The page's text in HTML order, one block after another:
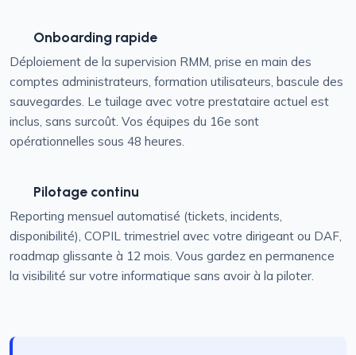
Onboarding rapide
Déploiement de la supervision RMM, prise en main des
comptes administrateurs, formation utilisateurs, bascule des
sauvegardes. Le tuilage avec votre prestataire actuel est
inclus, sans surcoût. Vos équipes du 16e sont
opérationnelles sous 48 heures.
Pilotage continu
Reporting mensuel automatisé (tickets, incidents,
disponibilité), COPIL trimestriel avec votre dirigeant ou DAF,
roadmap glissante à 12 mois. Vous gardez en permanence
la visibilité sur votre informatique sans avoir à la piloter.